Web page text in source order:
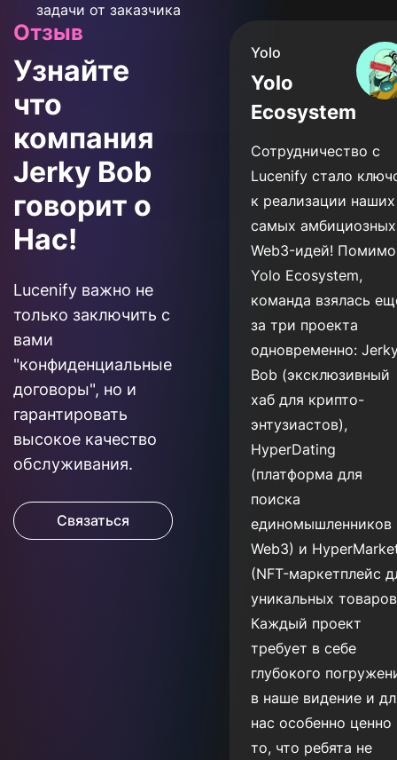
задачи от заказчика
Отзыв
Узнайте
что
компания
Jerky Bob
говорит о
Нас!
Lucenify важно не
только заключить с
вами
"конфиденциальные
договоры", но и
гарантировать
высокое качество
обслуживания.
Связаться
Yolo
Yolo
Ecosystem
Сотрудничество с
Lucenify стало
к реализации наших
самых амбициозных
Web3-идей! Помимо
Yolo Ecosystem,
команда взялась
за три проекта
одновременно:
Bob (эксклюзивный
хаб для крипто-
энтузиастов),
HyperDating
(платформа для
поиска
единомышленников
Web3) и
(NFT-маркетплейс
уникальных
Каждый проект
требует в себе
глубокого
в наше видение и
нас особенно ценно
то, что ребята не